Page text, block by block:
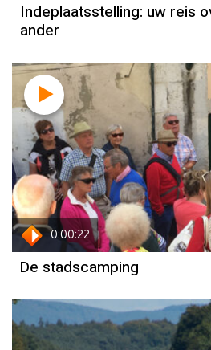
Indeplaatsstelling: uw reis
ander
0:00:22
De stadscamping